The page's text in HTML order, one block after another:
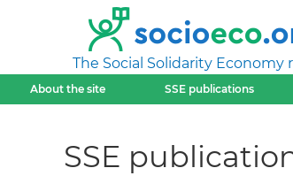
The Social Solidarity Economy
About the site SSE publications
SSE